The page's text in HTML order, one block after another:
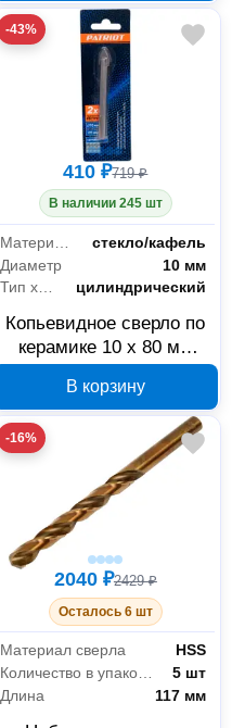
-43%
410 ₽719 ₽
В наличии 245 шт
стекло/кафель
Диаметр
10 мм
Тип хвостовика
цилиндрический
Копьевидное сверло по
керамике 10 x 80 мм
815010066
В корзину
-16%
2040 ₽2429 ₽
Осталось 6 шт
Материал сверла
HSS
Количество в упаковке
5 шт
Длина
117 мм